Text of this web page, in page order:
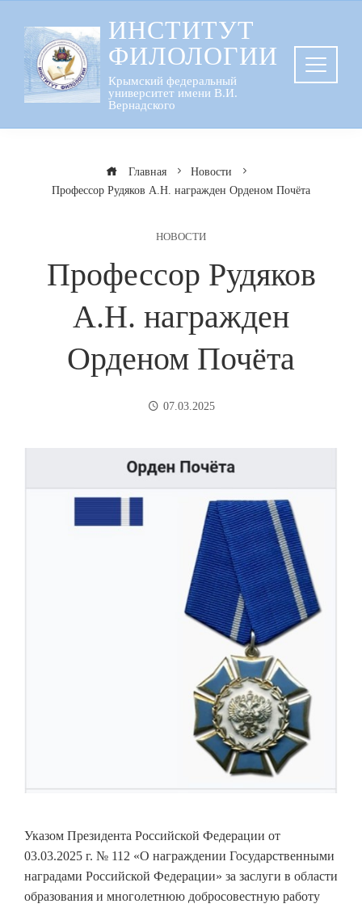
содержанию
ИНСТИТУТ
ФИЛОЛОГИИ
Крымский федеральный
университет имени В.И.
Вернадского
Главная
Новости
Профессор Рудяков А.Н. награжден Орденом Почёта
НОВОСТИ
Профессор Рудяков
А.Н. награжден
Орденом Почёта
07.03.2025
Указом Президента Российской Федерации от
03.03.2025 г. № 112 «О награждении Государственными
наградами Российской Федерации» за заслуги в области
образования и многолетнюю добросовестную работу